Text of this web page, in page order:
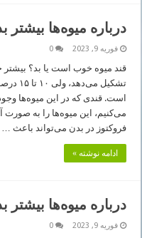
درباره میوه‌ها
فوریه 9, 2023 0
قند میوه خوب است یا بد؟
تشکیل
است. قندی که در این میوه‌ها
می‌کنیم، این میوه‌ها را به
فروکتوز در بدن می‌تواند باعث …
ادامه نوشته »
درباره میوه‌ها
فوریه 9, 2023 0